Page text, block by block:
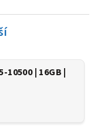
10500 | 16GB |